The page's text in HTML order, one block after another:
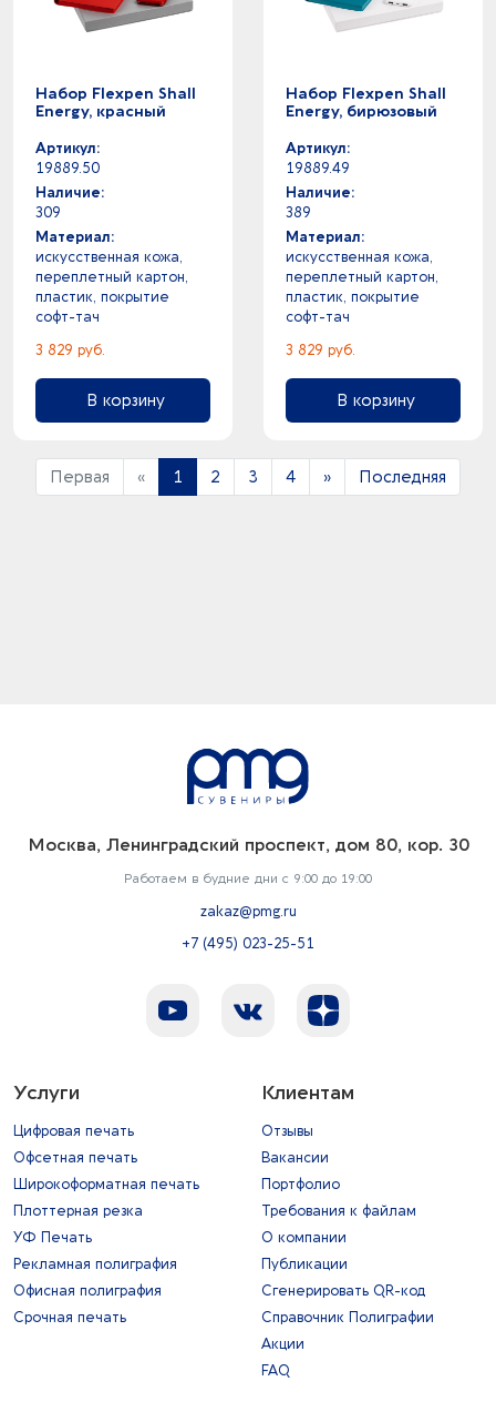
Набор Flexpen Shall
Energy, красный
Артикул:
19889.50
Наличие:
309
Материал:
искусственная кожа,
переплетный картон,
пластик, покрытие
софт-тач
3 829 руб.
В корзину
Набор Flexpen Shall
Energy, бирюзовый
Артикул:
19889.49
Наличие:
389
Материал:
искусственная кожа,
переплетный картон,
пластик, покрытие
софт-тач
3 829 руб.
В корзину
Первая « 1 2 3 4 » Последняя
Москва, Ленинградский проспект, дом 80, кор. 30
Работаем в будние дни с 9:00 до 19:00
zakaz@pmg.ru
+7 (495) 023-25-51
Услуги
Цифровая печать
Офсетная печать
Широкоформатная печать
Плоттерная резка
УФ Печать
Рекламная полиграфия
Офисная полиграфия
Срочная печать
Клиентам
Отзывы
Вакансии
Портфолио
Требования к файлам
О компании
Публикации
Сгенерировать QR-код
Справочник Полиграфии
Акции
FAQ